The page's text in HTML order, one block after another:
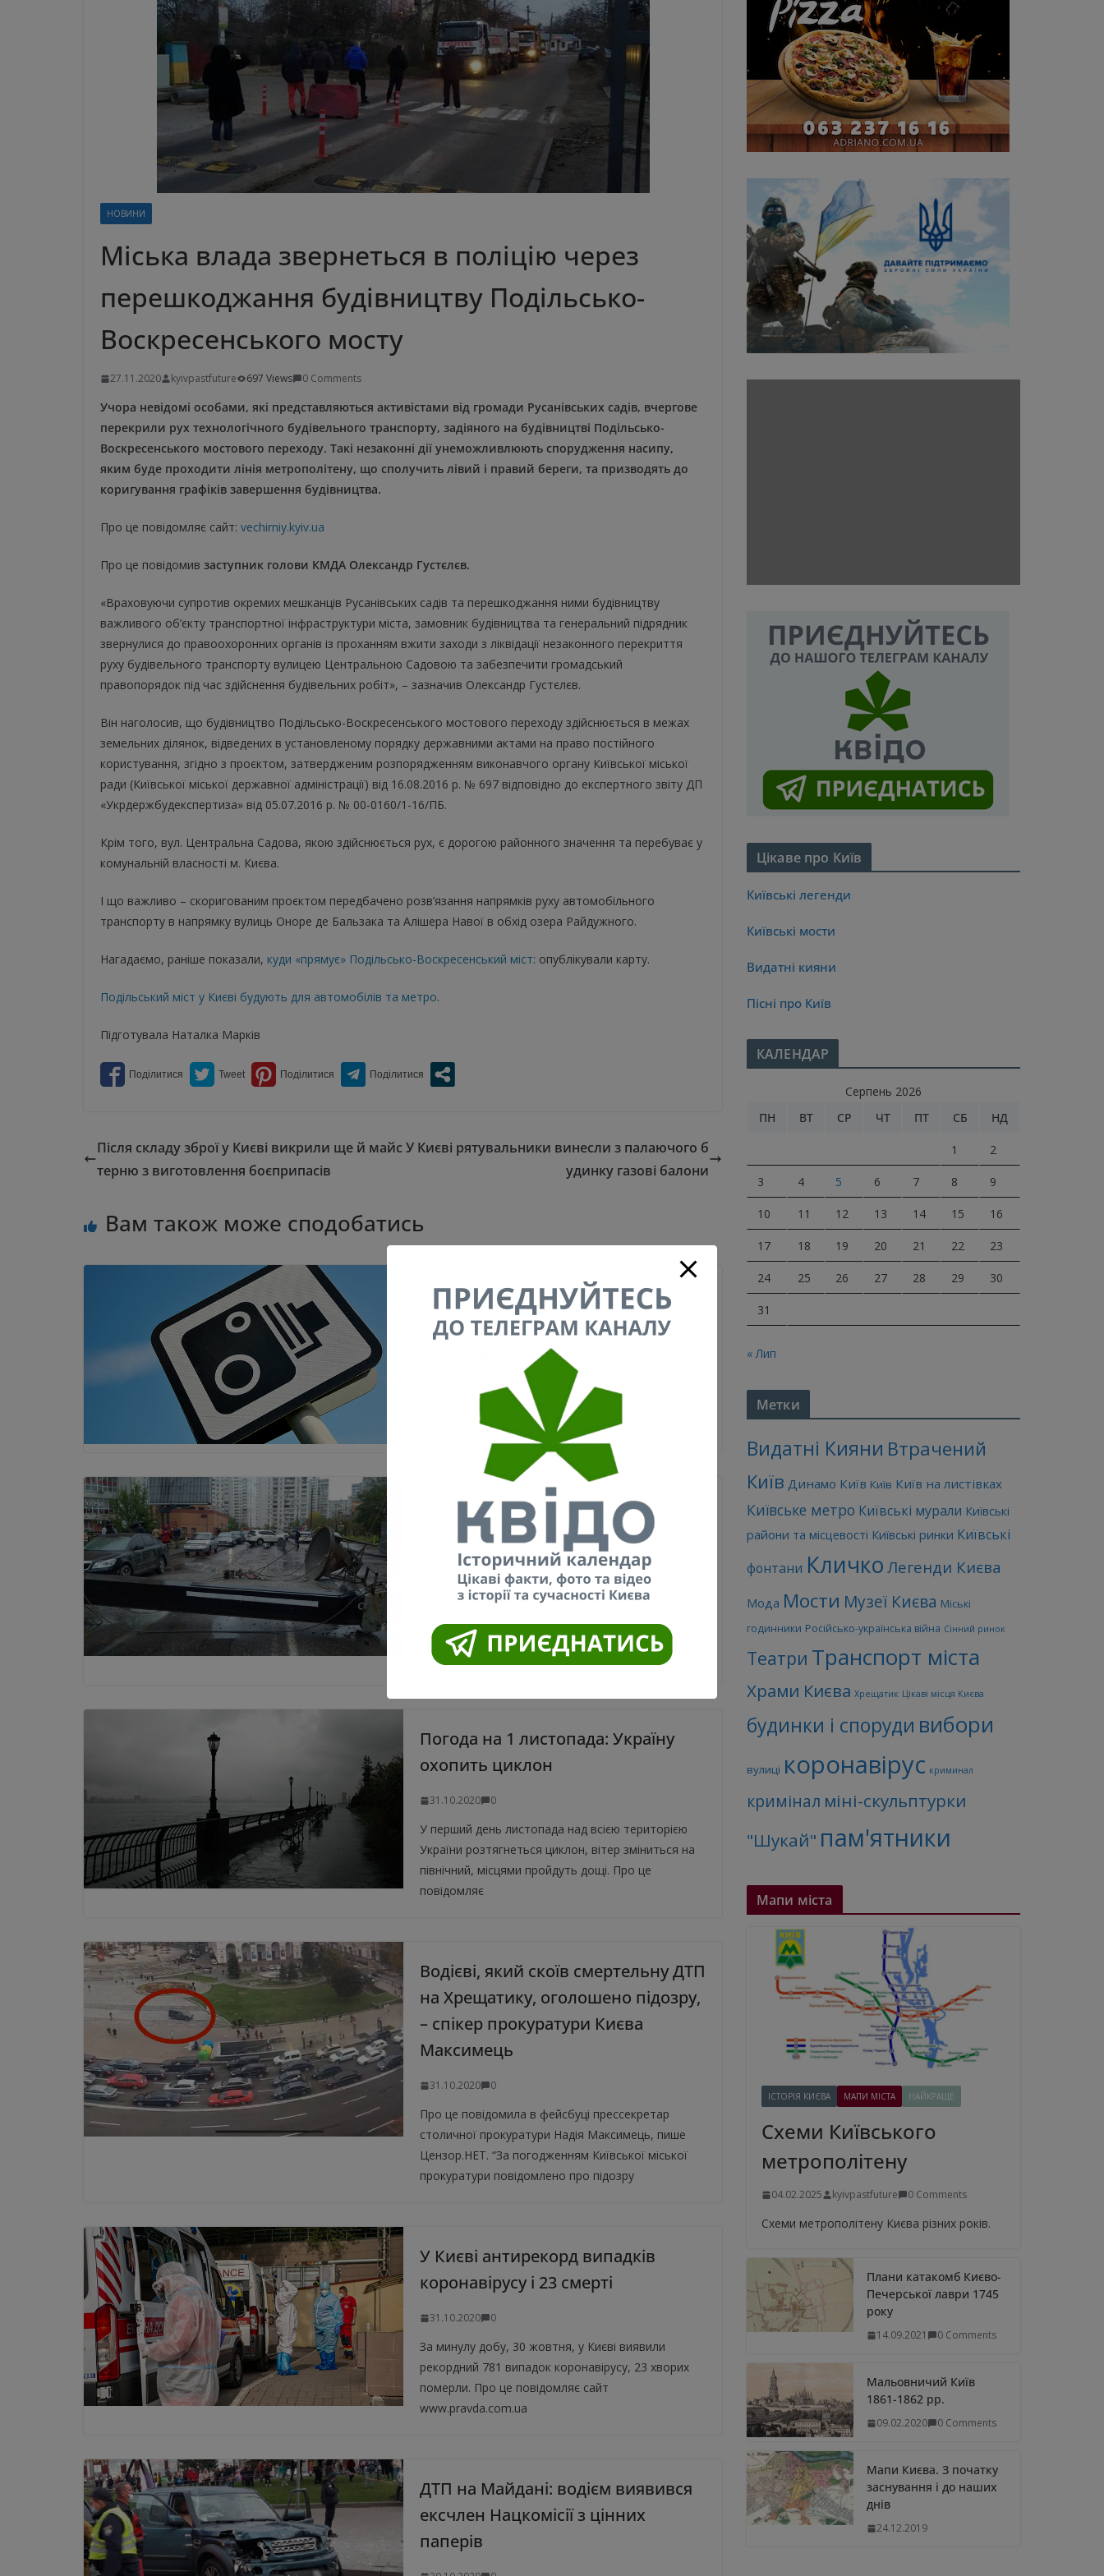
НОВИНИ
Міська влада звернеться в поліцію через
перешкоджання будівництву Подільсько-
Воскресенського мосту
27.11.2020 kyivpastfuture 697 Views 0 Comments
Учора невідомі особами, які представляються активістами від громади Русанівських садів, вчергове
перекрили рух технологічного будівельного транспорту, задіяного на будівництві Подільсько-
Воскресенського мостового переходу. Такі незаконні дії унеможливлюють спорудження насипу,
яким буде проходити лінія метрополітену, що сполучить лівий і правий береги, та призводять до
коригування графіків завершення будівництва.
Про це повідомляє сайт: vechirniy.kyiv.ua
Про це повідомив заступник голови КМДА Олександр Густєлєв.
«Враховуючи супротив окремих мешканців Русанівських садів та перешкоджання ними будівництву
важливого об’єкту транспортної інфраструктури міста, замовник будівництва та генеральний підрядник
звернулися до правоохоронних органів із проханням вжити заходи з ліквідації незаконного перекриття
руху будівельного транспорту вулицею Центральною Садовою та забезпечити громадський
правопорядок під час здійснення будівельних робіт», – зазначив Олександр Густєлєв.
Він наголосив, що будівництво Подільсько-Воскресенського мостового переходу здійснюється в межах
земельних ділянок, відведених в установленому порядку державними актами на право постійного
користування, згідно з проєктом, затвердженим розпорядженням виконавчого органу Київської міської
ради (Київської міської державної адміністрації) від 16.08.2016 р. № 697 відповідно до експертного звіту ДП
«Укрдержбудекспертиза» від 05.07.2016 р. № 00-0160/1-16/ПБ.
Крім того, вул. Центральна Садова, якою здійснюється рух, є дорогою районного значення та перебуває у
комунальній власності м. Києва.
І що важливо – скоригованим проєктом передбачено розв’язання напрямків руху автомобільного
транспорту в напрямку вулиць Оноре де Бальзака та Алішера Навої в обхід озера Райдужного.
Нагадаємо, раніше показали, куди «прямує» Подільсько-Воскресенський міст: опублікували карту.
Подільський міст у Києві будують для автомобілів та метро.
Підготувала Наталка Марків
Після складу зброї у Києві викрили ще й майс
терню з виготовлення боєприпасів
У Києві рятувальники винесли з палаючого б
удинку газові балони
Вам також може сподобатись
З 1 листопада в Києві дозволена
швидкість — 50 км/год
У Києві з 1 листопада і до 1 квітня рух транспорту
дозволяється зі швидкістю не більше 50 км/год.
На Позняках на дорогу впав
будівельний кран, рух перекрито
31.10.2020 0
Через падіння будівельного крану проїзд вулицею
сайт www.pravda.com.ua Деталі: У КМДА
повідомили, що
Погода на 1 листопада: Україну
охопить циклон
31.10.2020 0
У перший день листопада над всією територією
України розтягнеться циклон, вітер зміниться на
північний, місцями пройдуть дощі. Про це
повідомляє
Водієві, який скоїв смертельну ДТП
на Хрещатику, оголошено підозру,
– спікер прокуратури Києва
Максимець
31.10.2020 0
Про це повідомила в фейсбуці прессекретар
столичної прокуратури Надія Максимець, пише
Цензор.НЕТ. “За погодженням Київської міської
прокуратури повідомлено про підозру
У Києві антирекорд випадків
коронавірусу і 23 смерті
31.10.2020 0
За минулу добу, 30 жовтня, у Києві виявили
рекордний 781 випадок коронавірусу, 23 хворих
померли. Про це повідомляє сайт
www.pravda.com.ua
ДТП на Майдані: водієм виявився
ексчлен Нацкомісії з цінних
паперів
Цікаве про Київ
Київські легенди
Київські мости
Видатні кияни
Пісні про Київ
КАЛЕНДАР
Серпень 2026
ПН
ВТ СР ЧТ ПТ СБ НД
1 2
3 4 5 6 7 8 9
10 11 12 13 14 15 16
17 18 19 20 21 22 23
24 25 26 27 28 29 30
31
« Лип
Метки
Видатні Кияни Втрачений
Київ Динамо Київ Київ Київ на листівках
Київське метро Київські мурали Київські
райони та місцевості Київські ринки Київські
фонтани Кличко Легенди Києва
Мода Мости Музеї Києва Міські
годинники Російсько-українська війна Сінний ринок
Театри Транспорт міста
Храми Києва Хрещатик Цікаві місця Києва
будинки і споруди вибори
вулиці коронавірус криминал
кримінал міні-скульптурки
"Шукай" пам'ятники
Мапи міста
ІСТОРІЯ КИЄВА МАПИ МІСТА НАЙКРАЩЕ
Схеми Київського
метрополітену
04.02.2025 kyivpastfuture 0 Comments
Схеми метрополітену Києва різних років.
Плани катакомб Києво-
Печерської лаври 1745
року
14.09.2021 0 Comments
Мальовничий Київ
1861-1862 рр.
09.02.2020 0 Comments
Мапи Києва. З початку
заснування і до наших
днів
24.12.2019